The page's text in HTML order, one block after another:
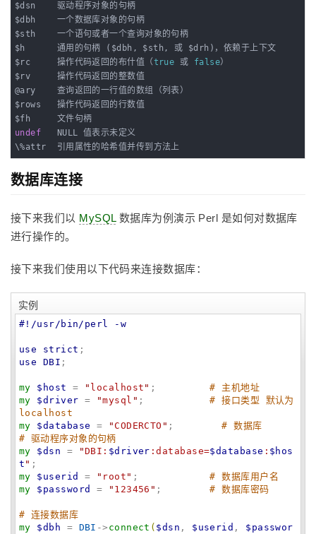
$dsn    驱动程序对象的句柄
$dbh    一个数据库对象的句柄
$sth    一个语句或者一个查询对象的句柄
$h      通用的句柄 ($dbh, $sth, 或 $drh)，依赖于上下文
$rc     操作代码返回的布什值（true 或 false）
$rv     操作代码返回的整数值
@ary    查询返回的一行值的数组（列表）
$rows   操作代码返回的行数值
undef
   NULL 值表示未定义
\%attr  引用属性的哈希值并传到方法上
数据库连接
接下来我们以 MySQL数据库为例演示 Perl 是如何对数据库
进行操作的。
接下来我们使用以下代码来连接数据库：
实例
#!/usr/bin/perl -w
use strict
use DBI ;
my $host = " localhost " ; # 主机地址
my
$driver = "mysql " ; # 接口类型 默认为
localhost
my
$database = "CODERCTO " ; # 数据库
# 驱动程序对象的句柄
my
$dsn = "DBI: $driver :database=$database : $hos
t "
my
$userid = " root " ; # 数据库用户名
my
$password = " 123456 " ; # 数据库密码
# 连接数据库
my
$dbh = DBI -> connect ( $dsn , $userid , $passwor